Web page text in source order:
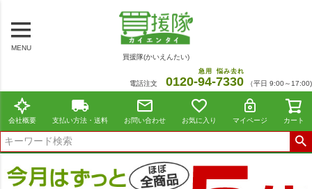
MENU
買援隊(かいえんたい)
電話注文 0120-94
急用
-7330
悩み去れ
（平日 9:00～17:00)
会社概要 支払い方法・送料 お問い合わせ お気に入り マイページ カート